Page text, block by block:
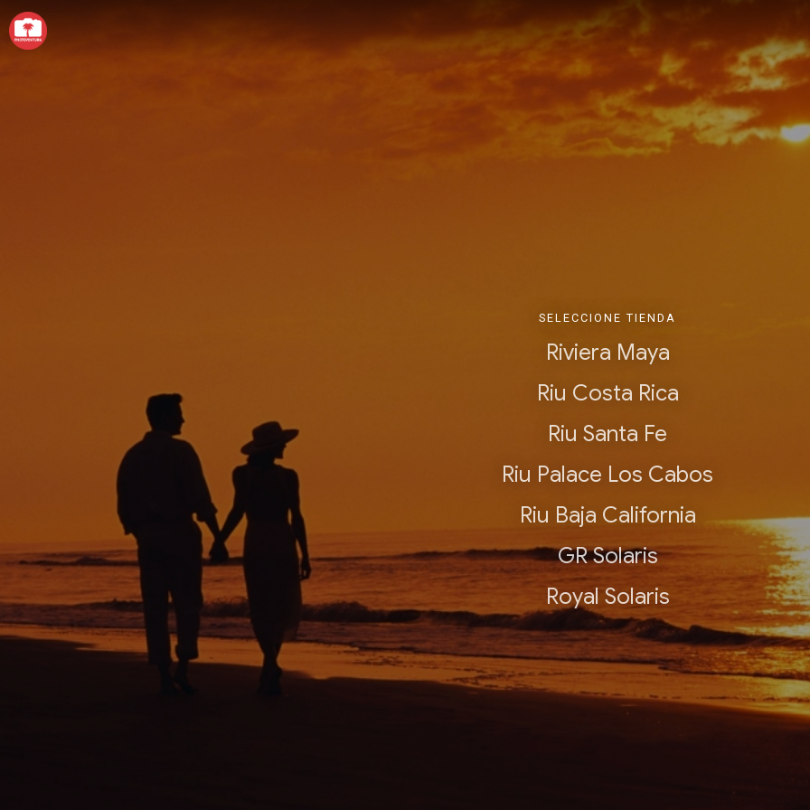
SELECCIONE TIENDA
Riviera Maya
Riu Costa Rica
Riu Santa Fe
Riu Palace Los Cabos
Riu Baja California
GR Solaris
Royal Solaris